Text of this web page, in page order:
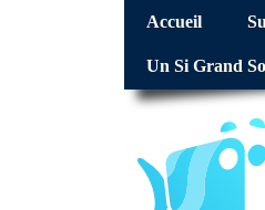
Accueil
Un Si Grand